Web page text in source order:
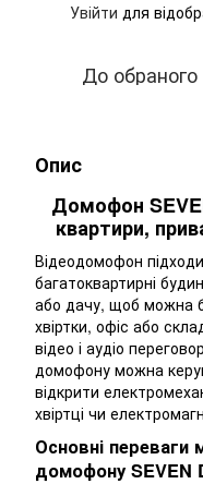
Увійти для
До обраного
Опис
Домофон
квартири,
Відеодомофон
багатоквартирні
або дачу, щоб можна
хвіртки, офіс або
відео і аудіо
домофону можна
відкрити
хвіртці чи
Основні переваги
домофону SEVEN